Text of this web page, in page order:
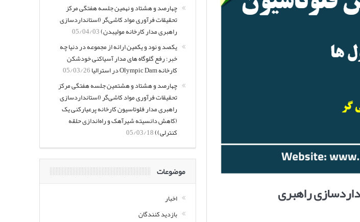
راهبری
چهارصد و هشتاد و نهمین جلسه هفتگی مرکز
تحقیقات فرآوری مواد کاشی‌گر (استانداردسازی
راهبری مدار کارخانه مولیبدن)05/04/03
یکصد و نود و یکمین ارائه از مجموعه در دنیا چه
خبر: رفع گلوگاه های مدار آسیاکنی خودشکن
کارخانه Olympic Dam در استرالیا
05/03/26
چهارصد و هشتاد و هشتمین جلسه هفتگی مرکز
تحقیقات فرآوری مواد کاشی‌گر (استانداردسازی
راهبری مدار فلوتاسیون کارخانه پرعیارکنی یک
(کاهش دانسیته شیرآهک و راه‌اندازی حلقه
کنترلی))05/03/18
موضوعات
اخبار
بازدید کنندگان